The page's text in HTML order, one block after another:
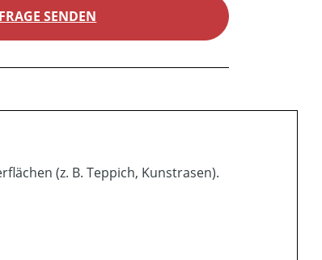
SENDEN
(z. B. Teppich, Kunstrasen).